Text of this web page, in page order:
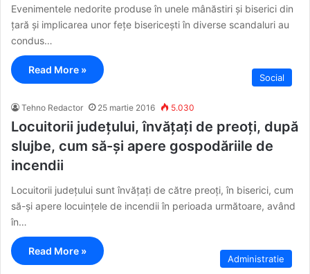
Evenimentele nedorite produse în unele mânăstiri și biserici din
țară și implicarea unor fețe bisericești în diverse scandaluri au
condus…
Read More »
Social
Tehno Redactor 25 martie 2016 5.030
Locuitorii județului, învățați de preoți, după
slujbe, cum să-și apere gospodăriile de
incendii
Locuitorii județului sunt învățați de către preoți, în biserici, cum
să-și apere locuințele de incendii în perioada următoare, având
în…
Read More »
Administratie